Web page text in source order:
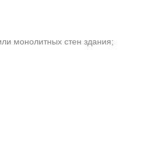
монолитных стен здания;